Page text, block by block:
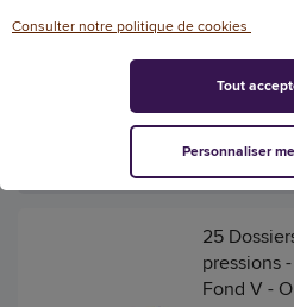
63,65 € HT
(74,47 € TTC)
EN STOCK,
25
pressions
Fond V -
Consulter notre politique de cookies
Personnaliser
Tout